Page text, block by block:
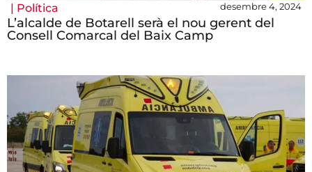
| Política desembre 4, 2024
L’alcalde de Botarell serà el nou gerent del
Consell Comarcal del Baix Camp